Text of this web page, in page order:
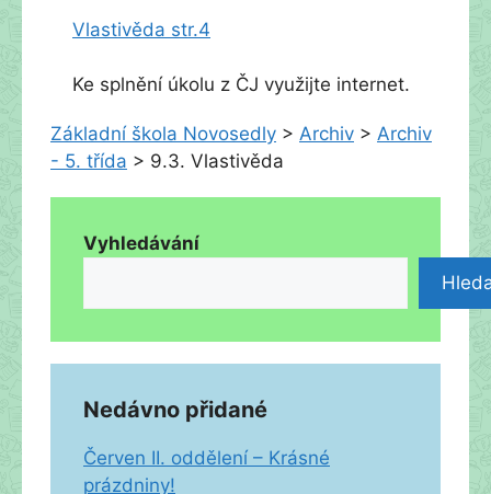
Vlastivěda str.4
Ke splnění úkolu z ČJ využijte internet.
Základní škola Novosedly > Archiv > Archiv
- 5. třída > 9.3. Vlastivěda
Vyhledávání
Nedávno přidané
Červen II. oddělení – Krásné
prázdniny!